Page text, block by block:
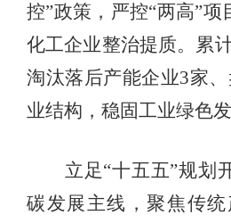
控”政策，严控“两高”
化工企业整治提质。累
淘汰落后产能企业3家
业结构，稳固工业绿色发
立足“十五五”规划
碳发展主线，聚焦传